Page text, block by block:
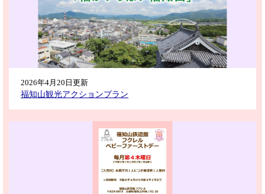
2026年4月20日更新
福知山観光アクションプラン